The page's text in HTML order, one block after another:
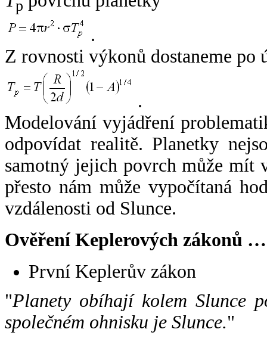
p
.
Z rovnosti výkonů dostaneme po
.
Modelování vyjádření
odpovídat realitě. Planetky
samotný jejich povrch může mít
přesto nám může vypočítaná
vzdálenosti od Slunce.
Ověření Keplerových zákonů …
První Keplerův zákon
"Planety obíhají kolem Slunce
společném ohnisku je Slunce."